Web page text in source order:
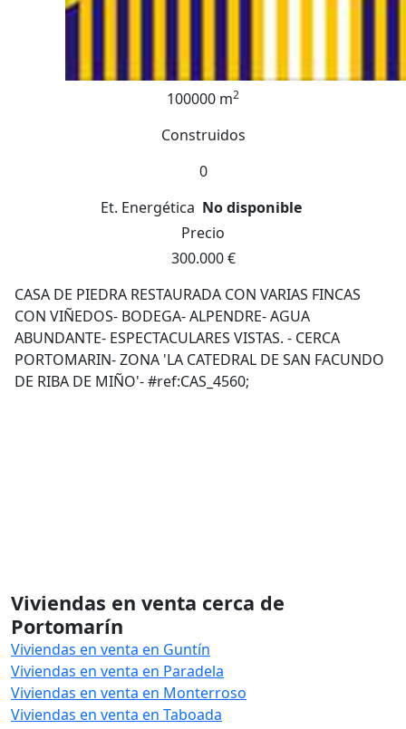
100000 m2
Construidos
0
Et. Energética No disponible
Precio
300.000 €
CASA DE PIEDRA RESTAURADA CON VARIAS FINCAS
CON VIÑEDOS- BODEGA- ALPENDRE- AGUA
ABUNDANTE- ESPECTACULARES VISTAS. - CERCA
PORTOMARIN- ZONA 'LA CATEDRAL DE SAN FACUNDO
DE RIBA DE MIÑO'- #ref:CAS_4560;
Viviendas en venta cerca de
Portomarín
Viviendas en venta en Guntín
Viviendas en venta en Paradela
Viviendas en venta en Monterroso
Viviendas en venta en Taboada